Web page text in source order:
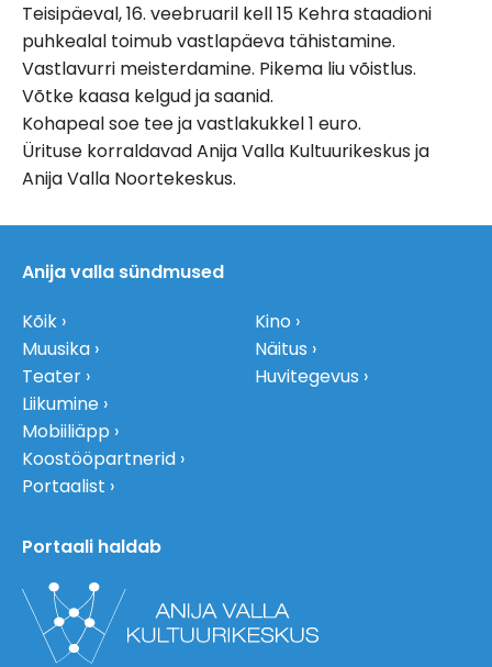
Teisipäeval, 16. veebruaril kell 15 Kehra staadioni
puhkealal toimub vastlapäeva tähistamine.
Vastlavurri meisterdamine. Pikema liu võistlus.
Võtke kaasa kelgud ja saanid.
Kohapeal soe tee ja vastlakukkel 1 euro.
Ürituse korraldavad Anija Valla Kultuurikeskus ja
Anija Valla Noortekeskus.
Anija valla sündmused
Kõik
Muusika
Teater
Liikumine
Kino
Näitus
Huvitegevus
Mobiiliäpp
Koostööpartnerid
Portaalist
Portaali haldab